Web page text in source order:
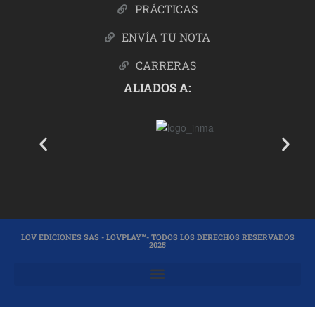
PRÁCTICAS
ENVÍA TU NOTA
CARRERAS
ALIADOS A:
LOV EDICIONES SAS - LOVPLAY™- TODOS LOS DERECHOS RESERVADOS
2025